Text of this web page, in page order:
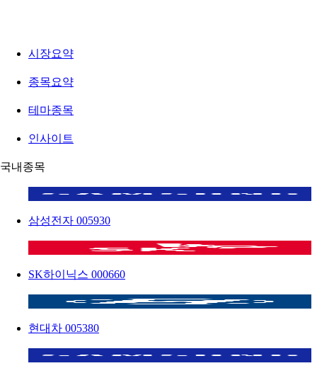
시장요약
종목요약
테마종목
인사이트
국내종목
삼성전자 005930
SK하이닉스 000660
현대차 005380